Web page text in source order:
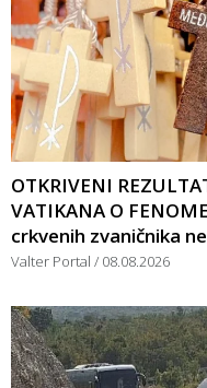
OTKRIVENI
VATIKANA O
crkvenih zvaničnika
Valter Portal 08.08.2026